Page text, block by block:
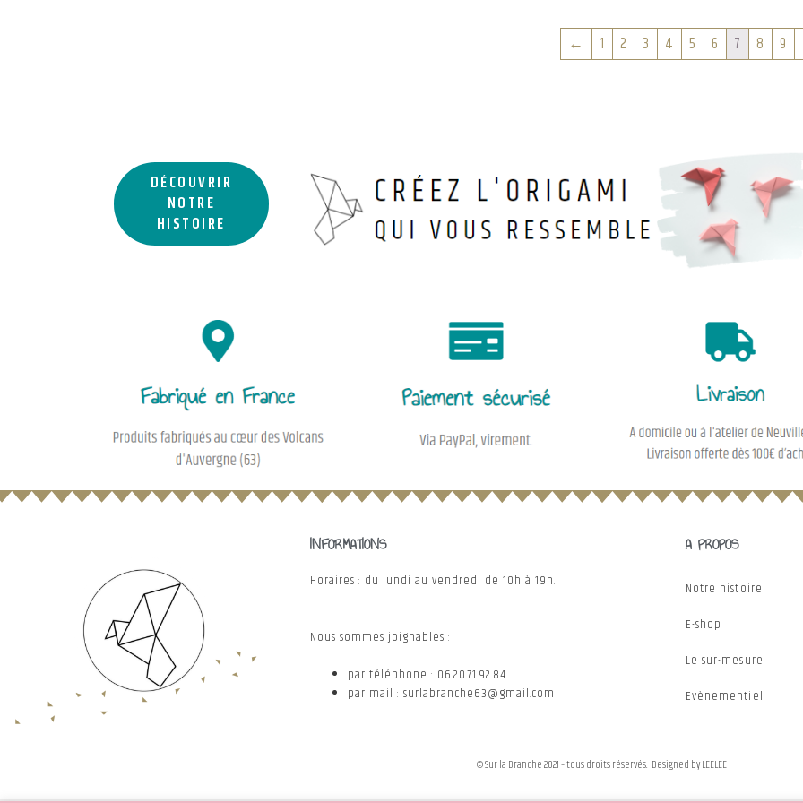
← 1 2 3 4 5 6 7 8 9
DÉCOUVRIR
NOTRE
HISTOIRE
INFORMATIONS
Horaires : du lundi au vendredi de 10h à 19h.
Nous sommes joignables :
par téléphone : 06.20.71.92.84
par mail : surlabranche63@gmail.com
A PROPOS
Notre histoire
E-shop
Le sur-mesure
Evènementiel
© Sur la Branche 2021 – tous droits réservés. Designed byLEELEE